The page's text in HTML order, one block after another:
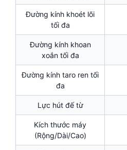
Đường kính khoét lõi
tối đa
Đường kính khoan
xoắn tối đa
Đường kính taro ren tối
đa
Lực hút đế từ
Kích thước máy
(Rộng/Dài/Cao)